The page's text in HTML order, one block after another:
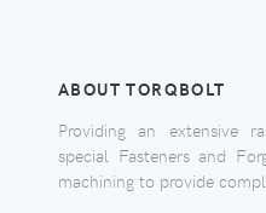
ABOUT TORQBOLT
Providing an extensive
special Fasteners and
machining to provide